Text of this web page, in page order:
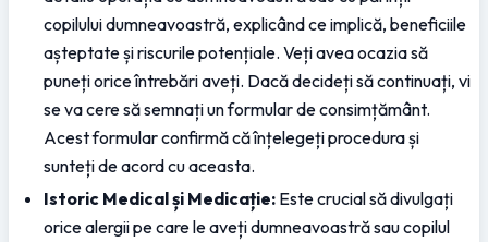
copilului dumneavoastră, explicând ce implică, beneficiile
așteptate și riscurile potențiale. Veți avea ocazia să
puneți orice întrebări aveți. Dacă decideți să continuați, vi
se va cere să semnați un formular de consimțământ.
Acest formular confirmă că înțelegeți procedura și
sunteți de acord cu aceasta.
Istoric Medical și Medicație: Este crucial să divulgați
orice alergii pe care le aveți dumneavoastră sau copilul